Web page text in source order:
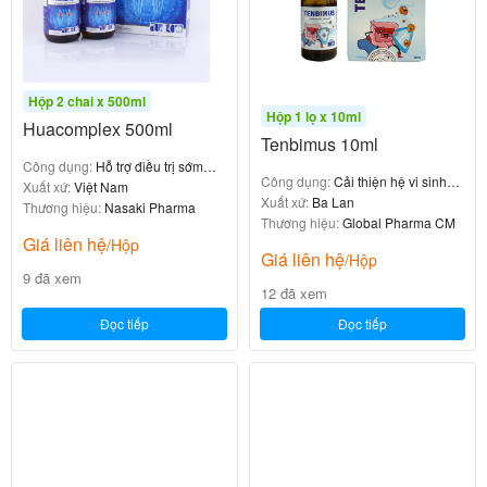
5. Đối Tượng Sử Dụng Và Liều Dùng
Khuyến Cáo
Amikan 500mg/2ml
0₫
5.1. Ai Nên Sử Dụng Vita Glutamax?
Sản phẩm phù hợp với các đối tượng sau:
Hộp 2 chai x 500ml
Huacomplex 500ml
Công dụng: Hỗ trợ điều trị sớm
thoái hóa khớp
Xuất xứ:Việt Nam
Thương hiệu: Nasaki Pharma
Giá liên hệ/Hộp
9 đã xem
Đọc tiếp
Hộp 1 lọ x 10ml
Tenbimus 10ml
Công dụng:Cải thiện hệ vi sinh
đường ruột cho bé
Xuất xứ: Ba Lan
Thương hiệu:Global Pharma CM
Giá liên hệ/Hộp
12 đã xem
Đọc tiếp